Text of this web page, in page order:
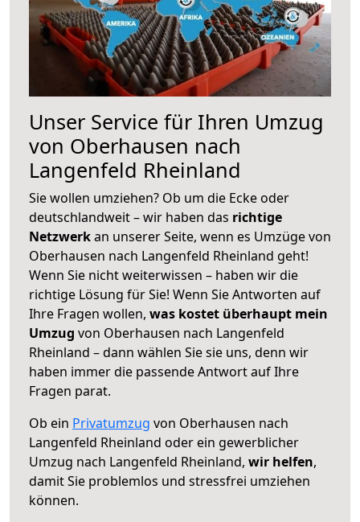
Unser Service für Ihren Umzug
von Oberhausen nach
Langenfeld Rheinland
Sie wollen umziehen? Ob um die Ecke oder
deutschlandweit – wir haben das richtige
Netzwerkan unserer Seite, wenn es Umzüge von
Oberhausen nach Langenfeld Rheinland geht!
Wenn Sie nicht weiterwissen – haben wir die
richtige Lösung für Sie! Wenn Sie Antworten auf
Ihre Fragen wollen, was kostet überhaupt mein
Umzug von Oberhausen nach Langenfeld
Rheinland – dann wählen Sie sie uns, denn wir
haben immer die passende Antwort auf Ihre
Fragen parat.
Ob ein Privatumzug von Oberhausen nach
Langenfeld Rheinland oder ein gewerblicher
Umzug nach Langenfeld Rheinland, wir helfen,
damit Sie problemlos und stressfrei umziehen
können.